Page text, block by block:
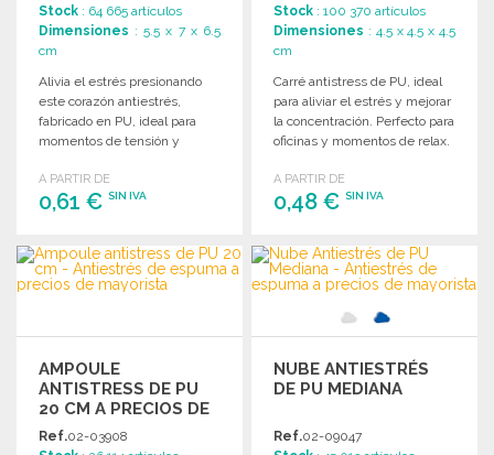
Stock : 64 665 artículos
Dimensiones : 5.5 x 7 x 6.5
cm
Alivia el estrés presionando
este corazón antiestrés,
fabricado en PU, ideal para
momentos de tensión y
A PARTIR DE
0,61 € SIN IVA
PEDIR
Solicitar un presupuesto
Stock : 100 370 artículos
Dimensiones : 4.5 x 4.5 x 4.5
cm
Carré antistress de PU, ideal
para aliviar el estrés y mejorar
la concentración. Perfecto para
oficinas y momentos de relax.
A PARTIR DE
0,48 €SIN IVA
PEDIR
Solicitar un presupuesto
AMPOULE
ANTISTRESS DE PU
20 CM A PRECIOS DE
MAYORISTA
Ref.02-03908
NUBE ANTIESTRÉS
DE PU MEDIANA
Ref.02-09047